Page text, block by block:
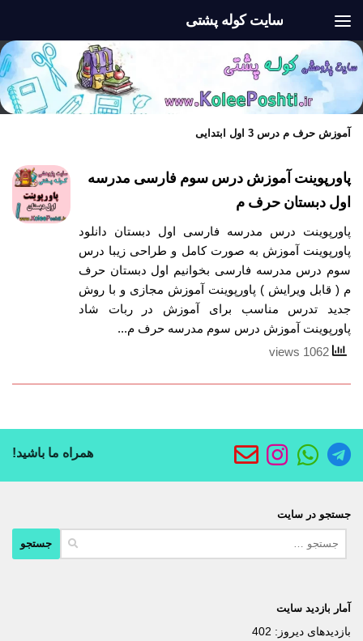
سایت کوله پشتی
آموزش حرف م درس 3 اول ابتدایی
پاورپوینت آموزش درس سوم فارسی مدرسه
اول دبستان حرف م
پاورپوینت درس مدرسه فارسی اول دبستان دانلود
پاورپوینت آموزش به صورت کامل و طراحی زیبا درس
سوم درس مدرسه فارسی بخوانیم اول دبستان حرف
م ( قابل ویرایش ) پاورپوینت آموزش مجازی و با روش
جدید تدرس مناسب برای آموزش در ربات شاد
پاورپوینت آموزش درس سوم مدرسه حرف م...
همراه ما باشید!
جستجو در سایت
آمار بازدید سایت
بازدیدهای دیروز: 402